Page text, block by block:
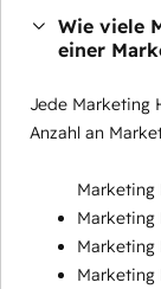
Wie viele
einer
Jede Marketing
Anzahl an
Marketing
Marketing
Marketing